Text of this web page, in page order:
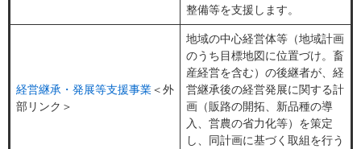
整備等を支援します。
経営継承・発展等支援事業＜外
部リンク＞
地域の中心経営体等（地域計画
のうち目標地図に位置づけ。畜
産経営を含む）の後継者が、経
営継承後の経営発展に関する計
画（販路の開拓、新品種の導
入、営農の省力化等）を策定
し、同計画に基づく取組を行う